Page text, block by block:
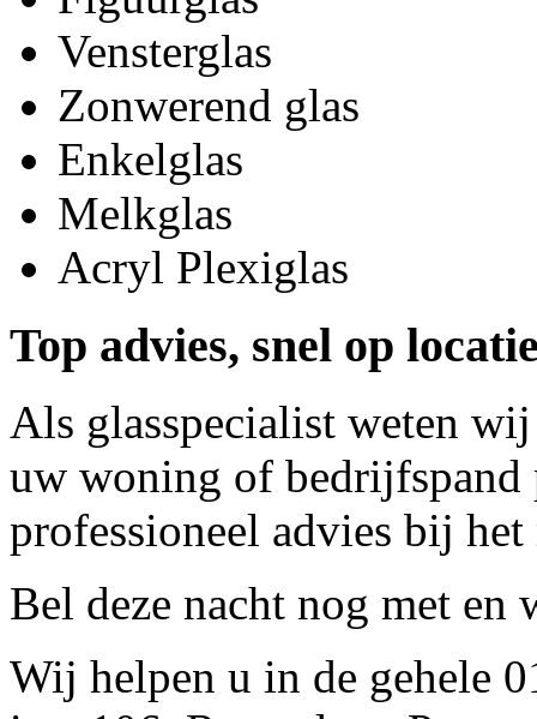
Vensterglas
Zonwerend glas
Enkelglas
Melkglas
Acryl Plexiglas
Top advies, snel op
Als glasspecialist weten
uw woning of bedrijfspand
professioneel advies bij
Bel deze nacht nog met en
Wij helpen u in de gehele